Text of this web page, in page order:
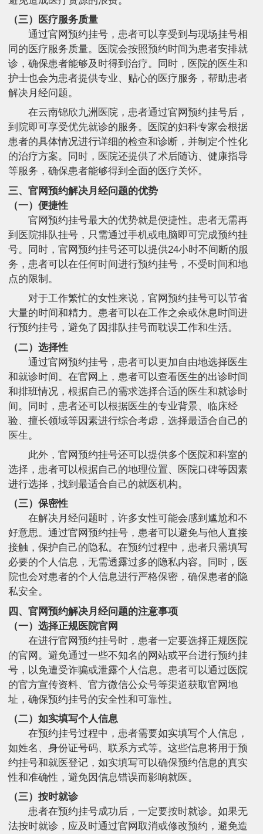
（三）医疗服务质量
通过官网预约挂号，患者可以享受到与现场挂号相
同的医疗服务质量。医院会按照预约时间为患者安排就
诊，确保患者能够及时得到治疗。同时，医院的医生和
护士也会为患者提供专业、贴心的医疗服务，帮助患者
解决月经问题。
在云南锦欣九洲医院，患者通过官网预约挂号后，
到院即可享受优先就诊的服务。医院的妇科专家会根据
患者的具体情况进行详细的检查和诊断，并制定个性化
的治疗方案。同时，医院还提供了术后随访、健康指导
等服务，确保患者能够得到全面的医疗关怀。
三、官网预约解决月经问题的优势
（一）便捷性
官网预约挂号最大的优势就是便捷性。患者无需再
到医院排队挂号，只需通过手机或电脑即可完成预约挂
号。同时，官网预约挂号还可以提供24小时不间断的服
务，患者可以在任何时间进行预约挂号，不受时间和地
点的限制。
对于工作繁忙的女性来说，官网预约挂号可以节省
大量的时间和精力。患者可以在工作之余或休息时间进
行预约挂号，避免了因排队挂号而耽误工作和生活。
（二）选择性
通过官网预约挂号，患者可以更加自由地选择医生
和就诊时间。在官网上，患者可以查看医生的出诊时间
和排班情况，根据自己的需求选择合适的医生和就诊时
间。同时，患者还可以根据医生的专业背景、临床经
验、擅长领域等因素进行综合考虑，选择最适合自己的
医生。
此外，官网预约挂号还可以提供多个医院和科室的
选择，患者可以根据自己的地理位置、医院口碑等因素
进行选择，找到最适合自己的就医机构。
（三）保密性
在解决月经问题时，许多女性可能会感到尴尬和不
好意思。通过官网预约挂号，患者可以避免与他人直接
接触，保护自己的隐私。在预约过程中，患者只需填写
必要的个人信息，无需透露过多的隐私内容。同时，医
院也会对患者的个人信息进行严格保密，确保患者的隐
私安全。
四、官网预约解决月经问题的注意事项
（一）选择正规医院官网
在进行官网预约挂号时，患者一定要选择正规医院
的官网。避免通过一些不知名的网站或平台进行预约挂
号，以免遭受诈骗或泄露个人信息。患者可以通过医院
的官方宣传资料、官方微信公众号等渠道获取官网地
址，确保预约挂号的安全性和可靠性。
（二）如实填写个人信息
在预约挂号过程中，患者需要如实填写个人信息，
如姓名、身份证号码、联系方式等。这些信息将用于预
约挂号和就医登记，如实填写可以确保预约信息的真实
性和准确性，避免因信息错误而影响就医。
（三）按时就诊
患者在预约挂号成功后，一定要按时就诊。如果无
法按时就诊，应及时通过官网取消或修改预约，避免造